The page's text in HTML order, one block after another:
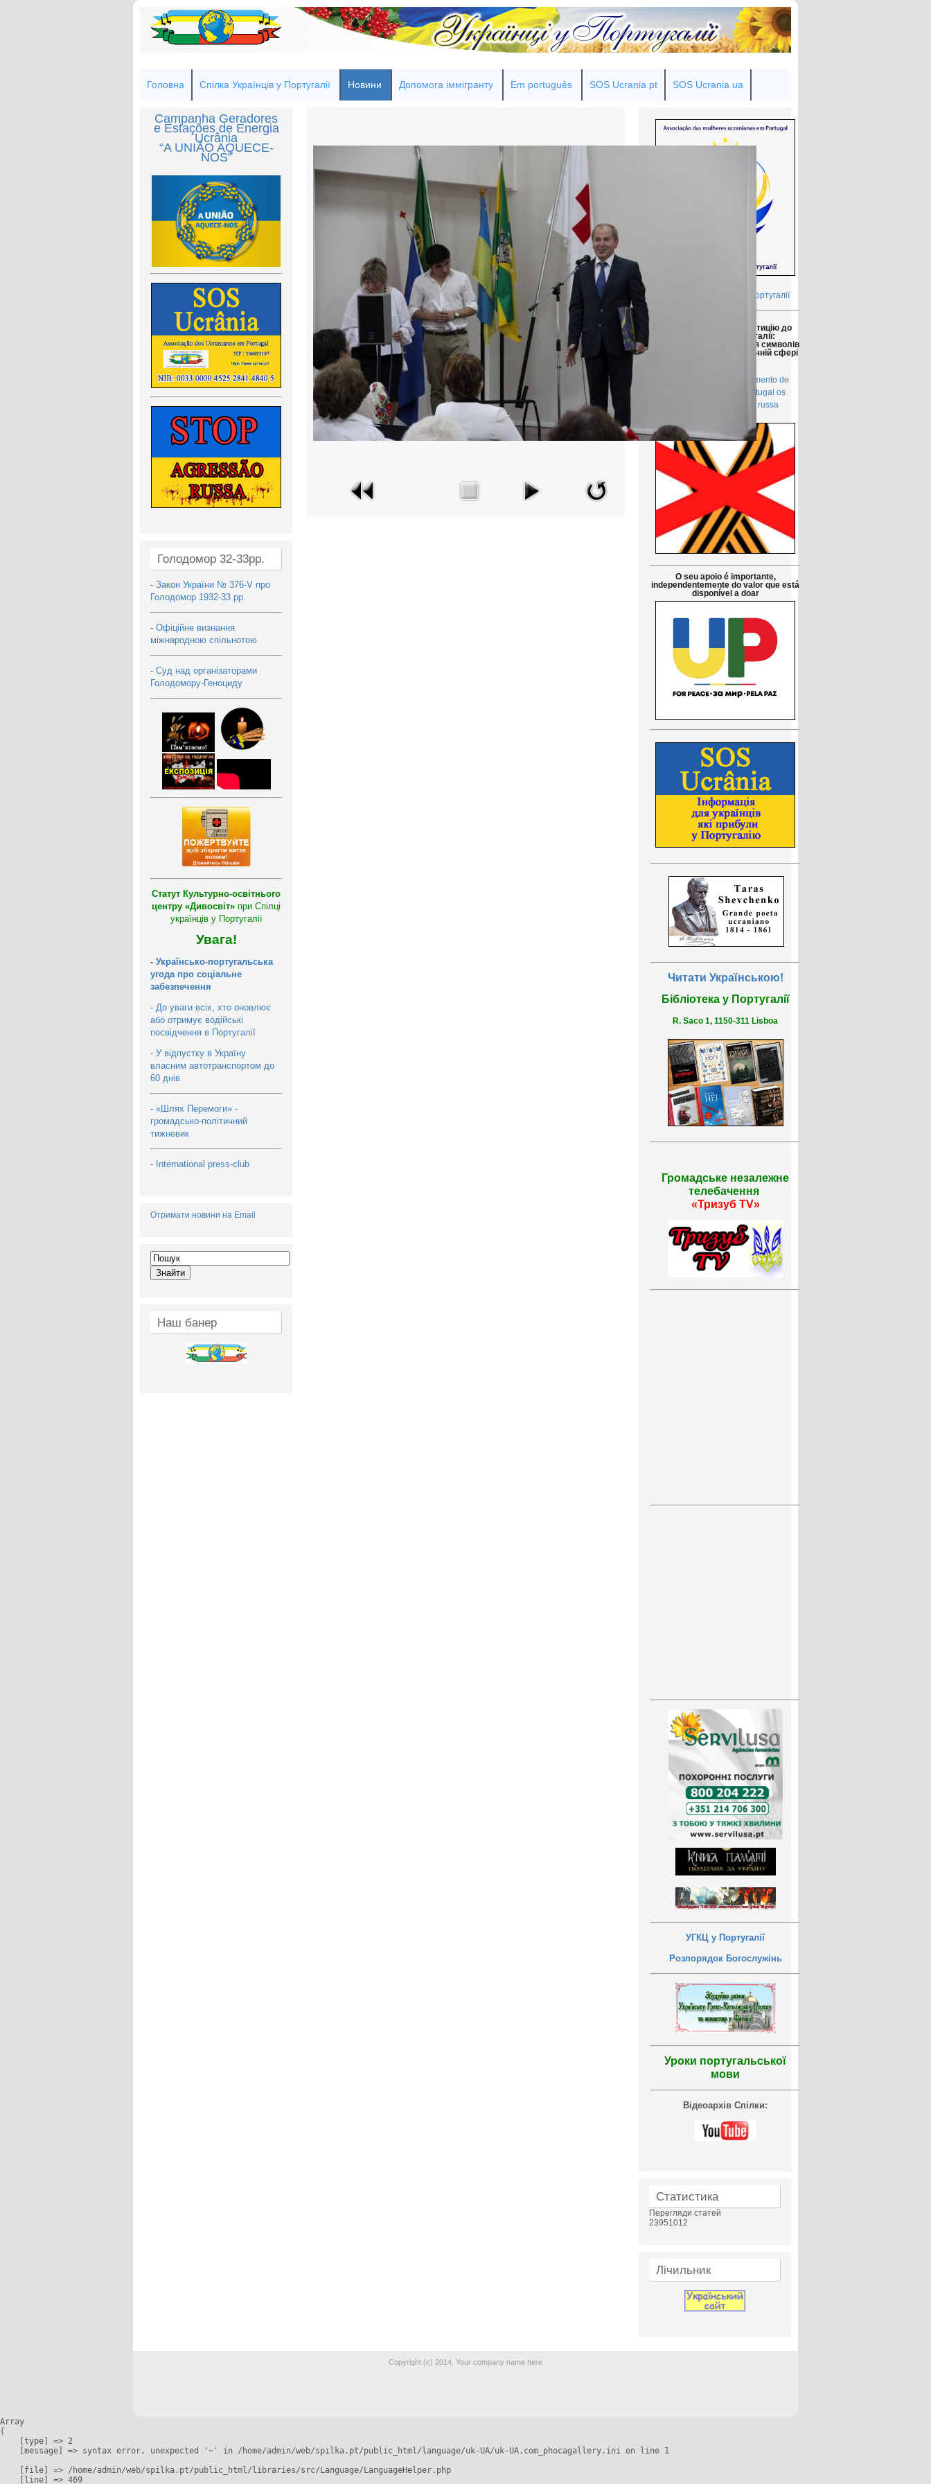
Головна Спілка Українців у Португалії Новини Допомога іммігранту Em português SOS Ucrania pt SOS Ucrania ua
Campanha Geradores
e Estações de Energia
Ucrânia
“A UNIÃO AQUECE-
NOS”
Голодомор 32-33рр.
- Закон України № 376-V про
Голодомор 1932-33 рр.
- Офіційне визнання
міжнародною спільнотою
- Суд над організаторами
Голодомору-Геноциду
Статут Культурно-освітнього
центру «Дивосвіт» при Спілці
українців у Португалії
Увага!
- Українсько-португальська
угода про соціальне
забезпечення
- До уваги всіх, хто оновлює
або отримує водійські
посвідчення в Португалії
- У відпустку в Україну
власним автотранспортом до
60 днів
- «Шлях Перемоги» -
громадсько-політичний
тижневик
- International press-club
Отримати новини на Email
Наш банер
Товариство українок у Португалії
Просимо підтримати петицію до
Парламенту Португалії:
Заборонити використання символів
російської агресії в публічній сфері
Petição pública Ao Parlamento de
Portugal: Proibir em Portugal os
símbolos da agressão russa
O seu apoio é importante,
independentemente do valor que está
disponível a doar
Читати Українською!
Бібліотека у Португалії
R. Saco 1, 1150-311 Lisboa
Громадське незалежне
телебачення
«Тризуб TV»
УГКЦ у Португалії
Розпорядок Богослужінь
Уроки португальської
мови
Відеоархів Спілки:
Статистика
Перегляди статей
23951012
Лічильник
Copyright (c) 2014. Your company name here
Array
(
    [type] => 2
    [message] => syntax error, unexpected '~' in /home/admin/web/spilka.pt/public_html/language/uk-UA/uk-UA.com_phocagallery.ini on line 1
    [file] => /home/admin/web/spilka.pt/public_html/libraries/src/Language/LanguageHelper.php
    [line] => 469